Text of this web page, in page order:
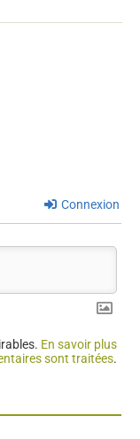
Connexion
En savoir plus
sont traitées.